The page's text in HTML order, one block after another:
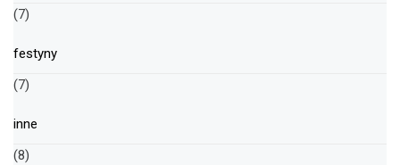
(7)
festyny
(7)
inne
(8)